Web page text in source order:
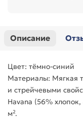
Описание
Цвет: тёмно-синий
Материалы: Мягкая
и стрейчевыми
Havana (56%
м².